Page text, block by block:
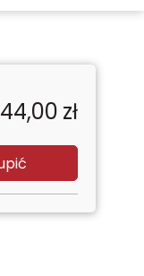
44,00 zł